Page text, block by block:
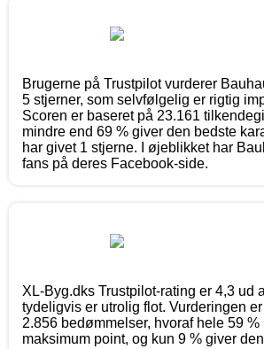
Brugerne på Trustpilot vurderer
5 stjerner, som selvfølgelig er rigtig
Scoren er baseret på 23.161
mindre end 69 % giver den bedste
har givet 1 stjerne. I øjeblikket har
fans på deres Facebook-side.
XL-Byg.dks Trustpilot-rating er 4,3 ud
tydeligvis er utrolig flot. Vurderingen
2.856 bedømmelser, hvoraf hele 59 %
maksimum point, og kun 9 % giver